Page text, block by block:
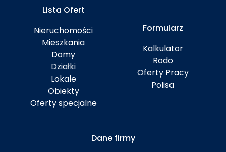
Lista Ofert
Nieruchomości
Mieszkania
Domy
Działki
Lokale
Obiekty
Oferty specjalne
Formularz
Kalkulator
Rodo
Oferty Pracy
Polisa
Dane firmy